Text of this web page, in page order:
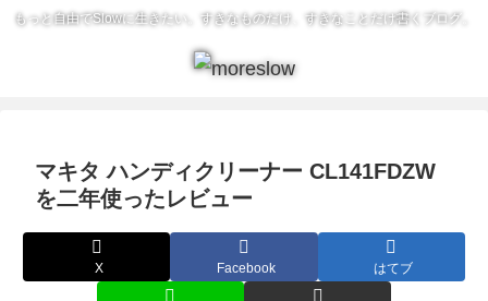
もっと自由でSlowに生きたい。すきなものだけ、すきなことだけ書くブログ。
マキタ ハンディクリーナー CL141FDZW
を二年使ったレビュー
X Facebook はてブ